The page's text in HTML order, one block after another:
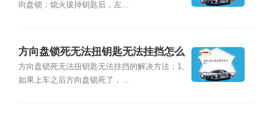
向盘锁：熄火拔掉钥匙后，左...
方向盘锁死无法扭钥匙无法挂挡怎么
办?
方向盘锁死无法扭钥匙无法挂挡的解决方法：1、
如果上车之后方向盘锁死了，...